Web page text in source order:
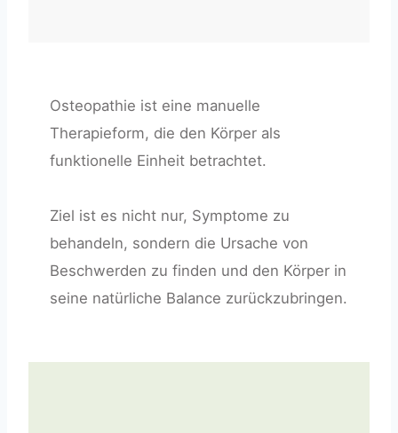
Osteopathie ist eine manuelle
Therapieform, die den Körper als
funktionelle Einheit betrachtet.
Ziel ist es nicht nur, Symptome zu
behandeln, sondern die Ursache von
Beschwerden zu finden und den Körper in
seine natürliche Balance zurückzubringen.